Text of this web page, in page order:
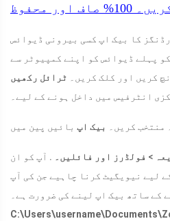
صاف اور محفوظ
ریکارڈنگز کا بیک اپ کسی بیرونی ڈیوائس
پہلے ڈیوائس کو اپنے کمپیوٹر سے
کریں اور کلک کریں۔ ٹرائل رکھیں
انٹرفیس میں داخل ہونے کے لیے۔
بیک اپ
> فولڈرز اور فائلیں۔
. آپ کو ان
لیے نیویگیٹ کرنا چاہیے جن کی آپ
کے ساتھ بیک اپ لینے کی ضرورت ہے۔